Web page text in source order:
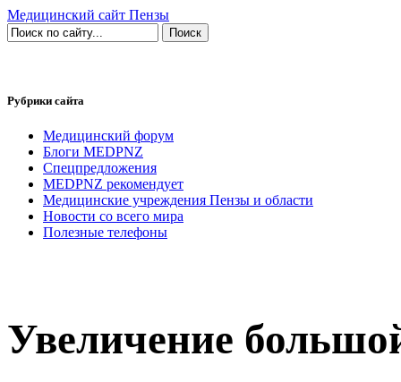
Медицинский сайт Пензы
Рубрики сайта
Медицинский форум
Блоги MEDPNZ
Спецпредложения
MEDPNZ рекомендует
Медицинские учреждения Пензы и области
Новости со всего мира
Полезные телефоны
Увеличение